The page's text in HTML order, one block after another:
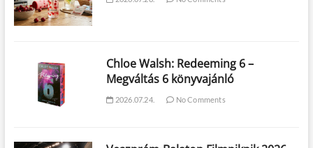
Chloe Walsh: Redeeming 6 –
Megváltás 6 könyvajánló
2026.07.24. No Comments